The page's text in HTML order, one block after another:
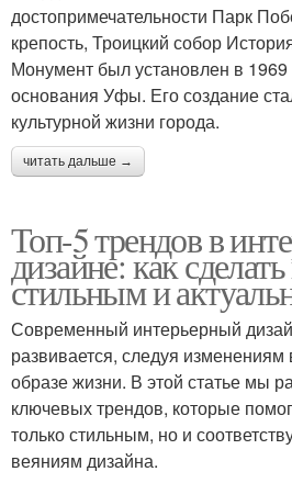
достопримечательности Парк
крепость, Троицкий собор
Монумент был установлен в 1969
основания Уфы. Его создание
культурной жизни города.
читать дальше →
Топ-5 трендов в
дизайне: как
стильным и
Современный интерьерный
развивается, следуя изменениям
образе жизни. В этой статье мы
ключевых трендов, которые
только стильным, но и
веяниям дизайна.